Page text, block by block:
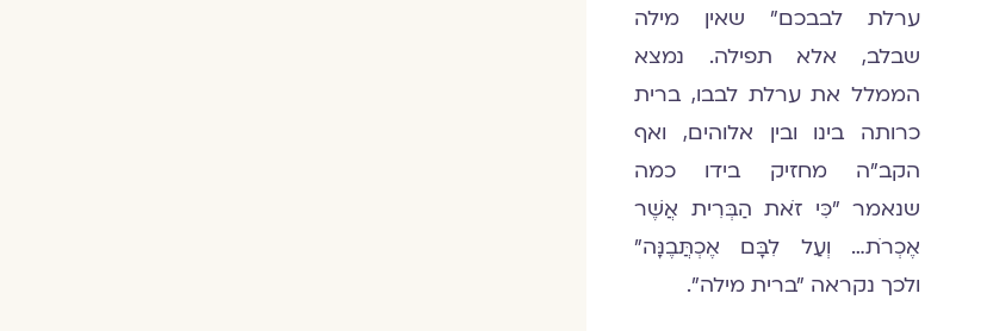
ערלת לבבכם" שאין מילה
שבלב, אלא תפילה. נמצא
הממלל את ערלת לבבו, ברית
כרותה בינו ובין אלוהים, ואף
הקב"ה מחזיק בידו כמה
שנאמר "כִּי זֹאת הַבְּרִית אֲשֶׁר
אֶכְרֹת… וְעַל לִבָּם אֶכְתֲּבֶנָּה"
ולכך נקראה "ברית מילה".